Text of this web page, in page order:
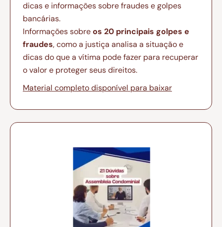
dicas e informações sobre fraudes e golpes
bancárias.
Informações sobreos 20 principais golpes e
fraudes, como a justiça analisa a situação e
dicas do que a vítima pode fazer para recuperar
o valor e proteger seus direitos.
Material completo disponível para baixar